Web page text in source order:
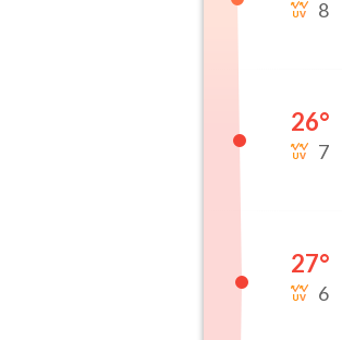
8
26°
7
27°
6